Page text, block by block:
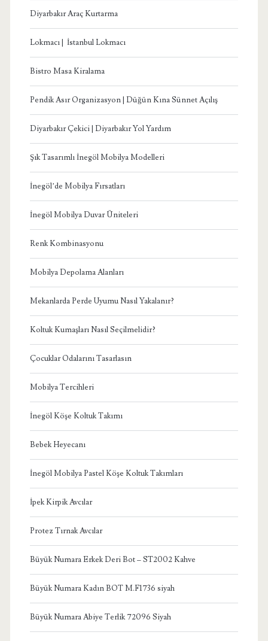
Diyarbakır Araç Kurtarma
Lokmacı | İstanbul Lokmacı
Bistro Masa Kiralama
Pendik Asır Organizasyon | Düğün Kına Sünnet Açılış
Diyarbakır Çekici | Diyarbakır Yol Yardım
Şık Tasarımlı İnegöl Mobilya Modelleri
İnegöl’de Mobilya Fırsatları
İnegöl Mobilya Duvar Üniteleri
Renk Kombinasyonu
Mobilya Depolama Alanları
Mekanlarda Perde Uyumu Nasıl Yakalanır?
Koltuk Kumaşları Nasıl Seçilmelidir?
Çocuklar Odalarını Tasarlasın
Mobilya Tercihleri
İnegöl Köşe Koltuk Takımı
Bebek Heyecanı
İnegöl Mobilya Pastel Köşe Koltuk Takımları
İpek Kirpik Avcılar
Protez Tırnak Avcılar
Büyük Numara Erkek Deri Bot – ST2002 Kahve
Büyük Numara Kadın BOT M.F1736 siyah
Büyük Numara Abiye Terlik 72096 Siyah